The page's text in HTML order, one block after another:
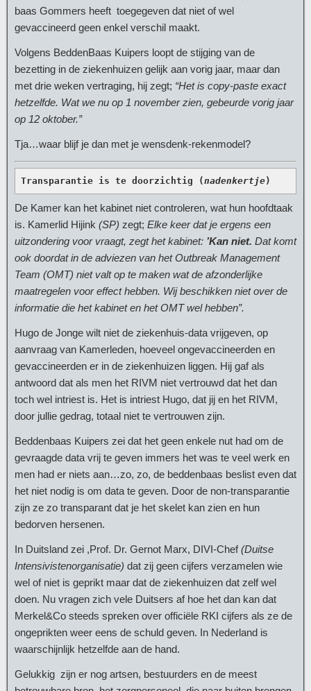
baas Gommers heeft toegegeven dat niet of wel
gevaccineerd geen enkel verschil maakt.
Volgens BeddenBaas Kuipers loopt de stijging van de
bezetting in de ziekenhuizen gelijk aan vorig jaar, maar dan
met drie weken vertraging, hij zegt; “Het is copy-paste exact
hetzelfde. Wat we nu op 1 november zien, gebeurde vorig jaar
op 12 oktober.”
Tja…waar blijf je dan met je wensdenk-rekenmodel?
Transparantie is te doorzichtig (nadenkertje)
De Kamer kan het kabinet niet controleren, wat hun hoofdtaak
is. Kamerlid Hijink (SP) zegt; Elke keer dat je ergens een
uitzondering voor vraagt, zegt het kabinet: ’Kan niet. Dat komt
ook doordat in de adviezen van het Outbreak Management
Team (OMT) niet valt op te maken wat de afzonderlijke
maatregelen voor effect hebben. Wij beschikken niet over de
informatie die het kabinet en het OMT wel hebben”.
Hugo de Jonge wilt niet de ziekenhuis-data vrijgeven, op
aanvraag van Kamerleden, hoeveel ongevaccineerden en
gevaccineerden er in de ziekenhuizen liggen. Hij gaf als
antwoord dat als men het RIVM niet vertrouwd dat het dan
toch wel intriest is. Het is intriest Hugo, dat jij en het RIVM,
door jullie gedrag, totaal niet te vertrouwen zijn.
Beddenbaas Kuipers zei dat het geen enkele nut had om de
gevraagde data vrij te geven immers het was te veel werk en
men had er niets aan…zo, zo, de beddenbaas beslist even dat
het niet nodig is om data te geven. Door de non-transparantie
zijn ze zo transparant dat je het skelet kan zien en hun
bedorven hersenen.
In Duitsland zei ,Prof. Dr. Gernot Marx, DIVI-Chef(Duitse
Intensivistenorganisatie) dat zij geen cijfers verzamelen wie
wel of niet is geprikt maar dat de ziekenhuizen dat zelf wel
doen. Nu vragen zich vele Duitsers af hoe het dan kan dat
Merkel&Co steeds spreken over officiële RKI cijfers als ze de
ongeprikten weer eens de schuld geven. In Nederland is
waarschijnlijk hetzelfde aan de hand.
Gelukkig zijn er nog artsen, bestuurders en de meest